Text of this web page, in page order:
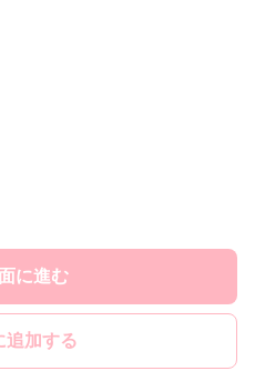
に進む
追加する